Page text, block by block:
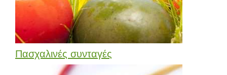
Πασχαλινές συνταγές